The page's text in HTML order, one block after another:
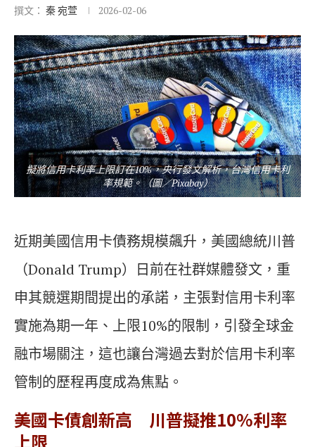
撰文： 秦 宛萱 2026-02-06
擬將信用卡利率上限訂在10%，央行發文解析，台灣信用卡利
率規範。（圖／Pixabay）
近期美國信用卡債務規模飆升，美國總統川普
（Donald Trump）日前在社群媒體發文，重
申其競選期間提出的承諾，主張對信用卡利率
實施為期一年、上限10%的限制，引發全球金
融市場關注，這也讓台灣過去對於信用卡利率
管制的歷程再度成為焦點。
美國卡債創新高 川普擬推10%利率
上限